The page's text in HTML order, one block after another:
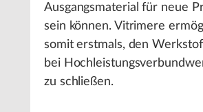
Ausgangsmaterial für neue
sein können. Vitrimere
somit erstmals, den
bei
zu schließen.